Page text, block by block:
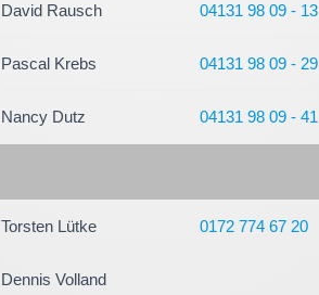
David Rausch 04131 98 09 - 13
Pascal Krebs 04131 98 09 - 29
Nancy Dutz 04131 98 09 - 41
Torsten Lütke 0172 774 67 20
Dennis Volland